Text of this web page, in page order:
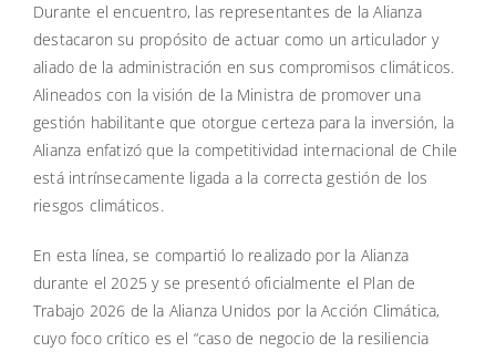
Durante el encuentro, las representantes de la Alianza
destacaron su propósito de actuar como un articulador y
aliado de la administración en sus compromisos climáticos.
Alineados con la visión de la Ministra de promover una
gestión habilitante que otorgue certeza para la inversión, la
Alianza enfatizó que la competitividad internacional de Chile
está intrínsecamente ligada a la correcta gestión de los
riesgos climáticos.
En esta línea, se compartió lo realizado por la Alianza
durante el 2025 y se presentó oficialmente el Plan de
Trabajo 2026 de la Alianza Unidos por la Acción Climática,
cuyo foco crítico es el “caso de negocio de la resiliencia